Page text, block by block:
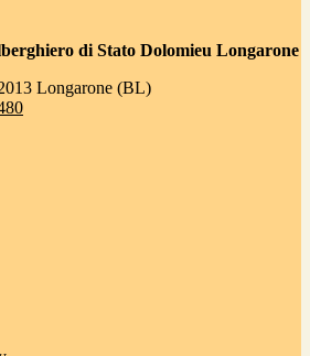
di Stato Dolomieu Longarone
Longarone (BL)